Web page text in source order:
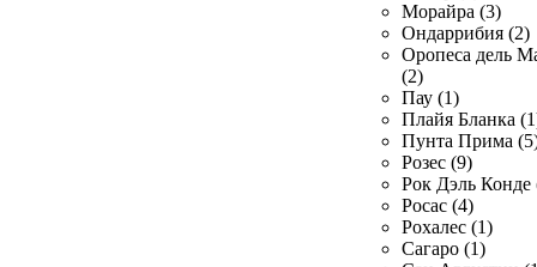
Морайра (3)
Ондаррибия (2)
Оропеса дель
(2)
Пау (1)
Плайя Бланка
Пунта Прима
Розес (9)
Рок Дэль Конде
Росас (4)
Рохалес (1)
Сагаро (1)